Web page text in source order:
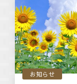
お知らせ